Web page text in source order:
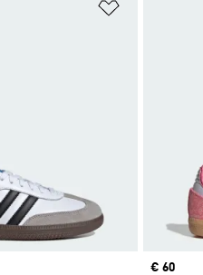
Price
€ 60